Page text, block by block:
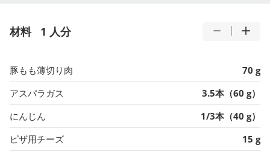
材料 1 人分
豚もも薄切り肉
70 g
アスパラガス
3.5本（60 g）
にんじん
1/3本（40 g）
ピザ用チーズ
15 g